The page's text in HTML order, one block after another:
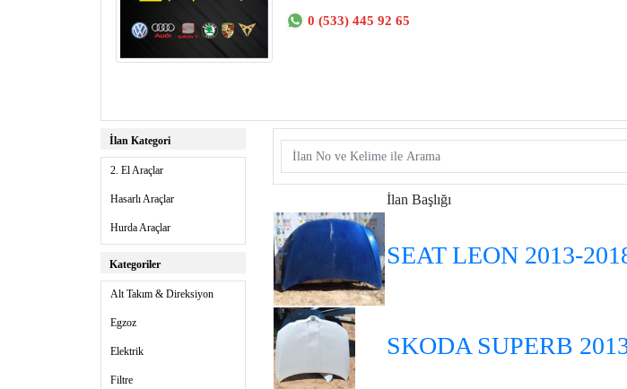
0 (533) 445 92 65
İlan Kategori
2. El Araçlar
Hasarlı Araçlar
Hurda Araçlar
Kategoriler
Alt Takım & Direksiyon
Egzoz
Elektrik
Filtre
İlan Başlığı
SEAT LEON 2013-
SKODA SUPERB